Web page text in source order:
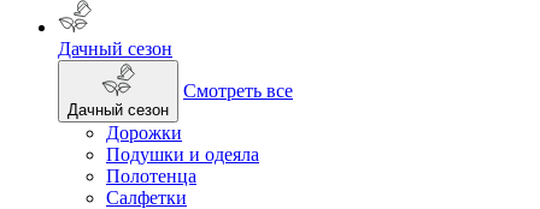
Дачный сезон
Дачный сезон
Смотреть все
Дорожки
Подушки и одеяла
Полотенца
Салфетки